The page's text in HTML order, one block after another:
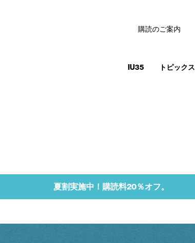
IU35 トピックス
購読のご案内
夏割実施中！購読料20％オフ。